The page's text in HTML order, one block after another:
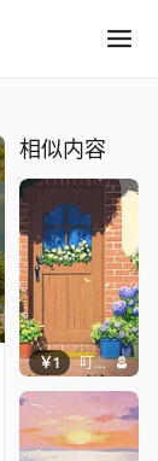
相似内容
￥1 叮叮当当